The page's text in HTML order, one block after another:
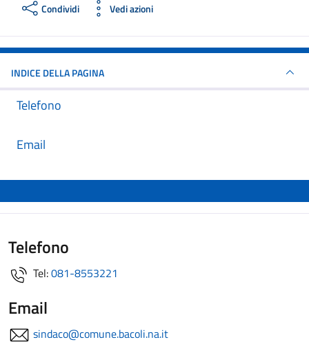
Condividi Vedi azioni
INDICE DELLA PAGINA
Telefono
Email
Telefono
Tel:081-8553221
Email
sindaco@comune.bacoli.na.it